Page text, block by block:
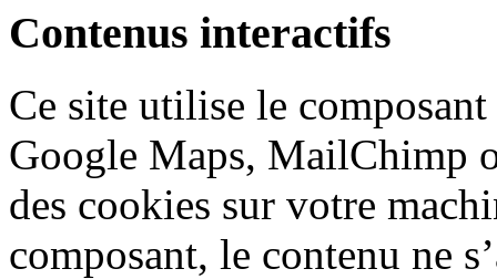
Contenus interactifs
Ce site utilise le
Google Maps, MailChimp
des cookies sur votre
composant, le contenu ne